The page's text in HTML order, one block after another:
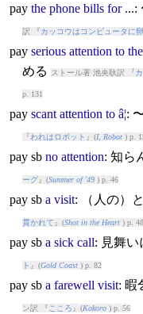
pay the phone bills for...:
訳 『 カッコウはコンピュータに
pay serious attention to the
める
ストール著 池央耿訳 『
p. 131
pay scant attention to â¦:
『われはロボット 』(I, Robot) p.
paysb no attention: 知ら
ーグ』(Summer of '49) p. 46
paysb a visit: （人の）
貫かれて 』(Shot in the Heart) p.
paysb a sick call: 見舞い
ト 』(Gold Coast) p. 82
paysb a farewell visit: 暇
ン訳 『 こころ 』(Kokoro) p. 56